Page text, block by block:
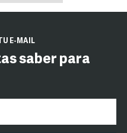
E-MAIL
saber para